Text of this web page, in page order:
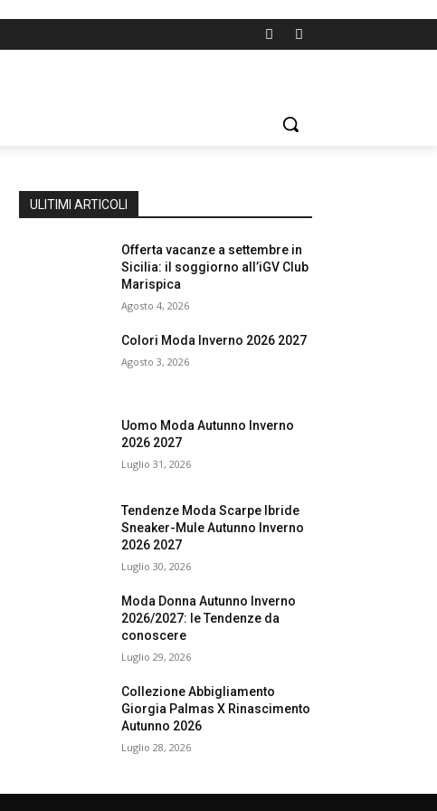
ULITIMI ARTICOLI
Offerta vacanze a settembre in
Sicilia: il soggiorno all’iGV Club
Marispica
Agosto 4, 2026
Colori Moda Inverno 2026 2027
Agosto 3, 2026
Uomo Moda Autunno Inverno
2026 2027
Luglio 31, 2026
Tendenze Moda Scarpe Ibride
Sneaker-Mule Autunno Inverno
2026 2027
Luglio 30, 2026
Moda Donna Autunno Inverno
2026/2027: le Tendenze da
conoscere
Luglio 29, 2026
Collezione Abbigliamento
Giorgia Palmas X Rinascimento
Autunno 2026
Luglio 28, 2026